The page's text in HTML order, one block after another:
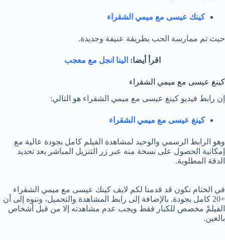
كينك عيسى مع ميمي الشقراء
حيث تم ممارسة الحب بطريقة عنيفة وجديدة.
اقرأ أيضا: الينا انجل مع معجب
كينغ عيسى مع ميمي الشقراء
إن رابط فيديو كينغ عيسى مع ميمي الشقراء هو التالي:
كينغ عيسى مع ميمي الشقراء
وهو الرابط الرسمي والوحيد لمشاهدة الفيلم كامل بجودة عالية مع
إمكانية الحصول على نسخة منه عبر زر التنزيل المباشر بعد تحديد
الدقة المطلوبة.
في الختام نكون قد قدمنا لكم لايف كينك عيسى مع ميمي الشقراء
+20 كامل بجودة. بالإضافة إلى رابط المشاهدة والتحميل، وننوه إلى أن
الفيلمْ مخصص للكبار فقط ويجب عدم مشاهدته إلا من قبل أشخاص
بالغين.